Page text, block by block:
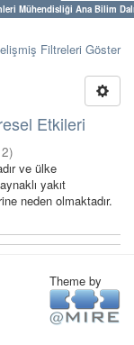
Mühendisliği Ana Bilim
Filtreleri Göster
Etkileri
)
ve ülke
yakıt
neden olmaktadır.
Theme by